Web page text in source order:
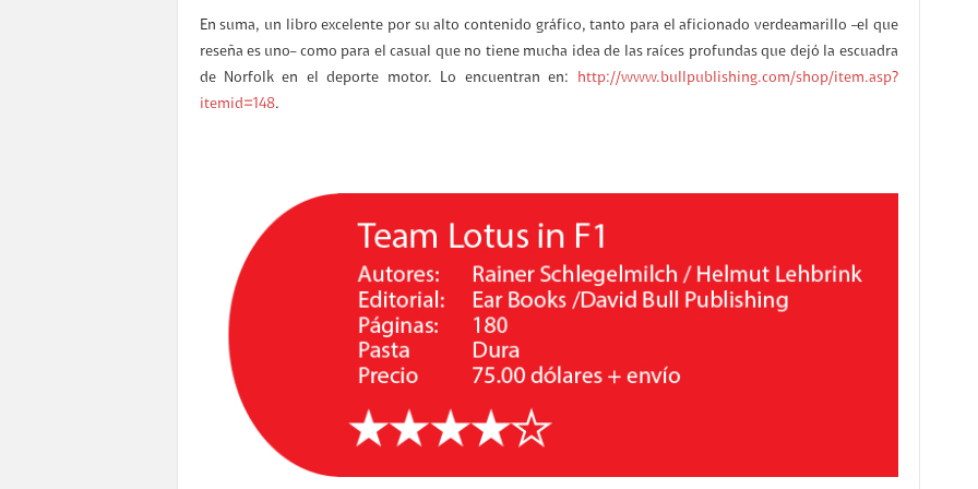
En suma, un libro excelente por su alto contenido gráfico, tanto para el aficionado verdeamarillo –el que
reseña es uno– como para el casual que no tiene mucha idea de las raíces profundas que dejó la escuadra
de Norfolk en el deporte motor. Lo encuentran en:
http://www.bullpublishing.com/shop/item.asp?
itemid=148.